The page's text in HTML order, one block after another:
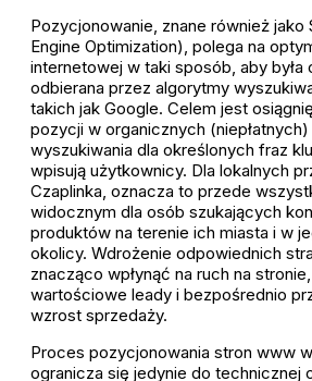
Pozycjonowanie, znane również jako
Engine Optimization), polega na
internetowej w taki sposób, aby była
odbierana przez algorytmy
takich jak Google. Celem jest
pozycji w organicznych
wyszukiwania dla określonych fraz
wpisują użytkownicy. Dla lokalnych
Czaplinka, oznacza to przede
widocznym dla osób szukających
produktów na terenie ich miasta i w
okolicy. Wdrożenie odpowiednich
znacząco wpłynąć na ruch na
wartościowe leady i bezpośrednio
wzrost sprzedaży.
Proces pozycjonowania stron www
ogranicza się jedynie do technicznej